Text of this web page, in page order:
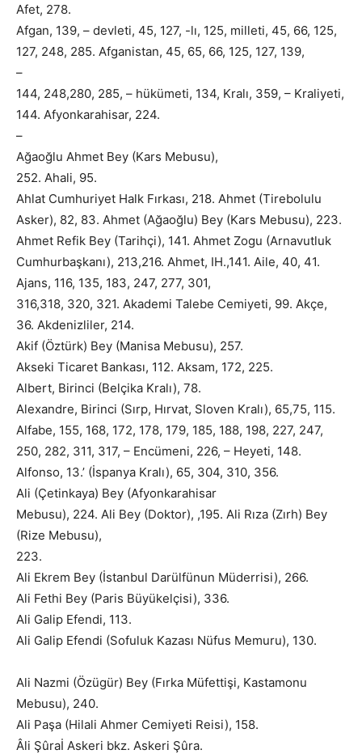
Afet, 278.
Afgan, 139, – devleti, 45, 127, -lı, 125, milleti, 45, 66, 125,
127, 248, 285. Afganistan, 45, 65, 66, 125, 127, 139,
–
144, 248,280, 285, – hükümeti, 134, Kralı, 359, – Kraliyeti,
144. Afyonkarahisar, 224.
–
Ağaoğlu Ahmet Bey (Kars Mebusu),
252. Ahali, 95.
Ahlat Cumhuriyet Halk Fırkası, 218. Ahmet (Tirebolulu
Asker), 82, 83. Ahmet (Ağaoğlu) Bey (Kars Mebusu), 223.
Ahmet Refik Bey (Tarihçi), 141. Ahmet Zogu (Arnavutluk
Cumhurbaşkanı), 213,216. Ahmet, IH.,141. Aile, 40, 41.
Ajans, 116, 135, 183, 247, 277, 301,
316,318, 320, 321. Akademi Talebe Cemiyeti, 99. Akçe,
36. Akdenizliler, 214.
Akif (Öztürk) Bey (Manisa Mebusu), 257.
Akseki Ticaret Bankası, 112. Aksam, 172, 225.
Albert, Birinci (Belçika Kralı), 78.
Alexandre, Birinci (Sırp, Hırvat, Sloven Kralı), 65,75, 115.
Alfabe, 155, 168, 172, 178, 179, 185, 188, 198, 227, 247,
250, 282, 311, 317, – Encümeni, 226, – Heyeti, 148.
Alfonso, 13.’ (İspanya Kralı), 65, 304, 310, 356.
Ali (Çetinkaya) Bey (Afyonkarahisar
Mebusu), 224. Ali Bey (Doktor), ,195. Ali Rıza (Zırh) Bey
(Rize Mebusu),
223.
Ali Ekrem Bey (İstanbul Darülfünun Müderrisi), 266.
Ali Fethi Bey (Paris Büyükelçisi), 336.
Ali Galip Efendi, 113.
Ali Galip Efendi (Sofuluk Kazası Nüfus Memuru), 130.
Ali Nazmi (Özügür) Bey (Fırka Müfettişi, Kastamonu
Mebusu), 240.
Ali Paşa (Hilali Ahmer Cemiyeti Reisi), 158.
Âli Şûraİ Askeri bkz. Askeri Şûra.